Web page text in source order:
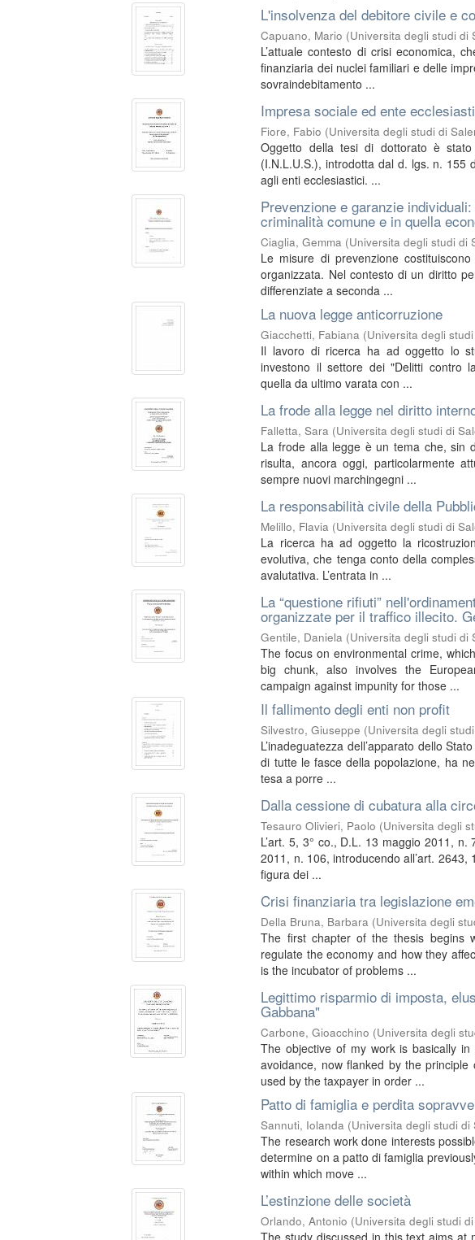
L'insolvenza del debitore civile e
Capuano, Mario (Universita degli studi di
L’attuale contesto di crisi economica,
finanziaria dei nuclei familiari e delle
sovraindebitamento ...
Impresa sociale ed ente
Fiore, Fabio (Universita degli studi di
Oggetto della tesi di dottorato è
(I.N.L.U.S.), introdotta dal d. lgs. n. 155
agli enti ecclesiastici. ...
Prevenzione e garanzie
criminalità comune e in quella
Ciaglia, Gemma (Universita degli studi di
Le misure di prevenzione
organizzata. Nel contesto di un diritto
differenziate a seconda ...
La nuova legge anticorruzione
Giacchetti, Fabiana (Universita degli
Il lavoro di ricerca ha ad oggetto lo
investono il settore dei "Delitti contro
quella da ultimo varata con ...
La frode alla legge nel diritto
Falletta, Sara (Universita degli studi di
La frode alla legge è un tema che, sin
risulta, ancora oggi, particolarmente
sempre nuovi marchingegni ...
La responsabilità civile della
Melillo, Flavia (Universita degli studi di
La ricerca ha ad oggetto la
evolutiva, che tenga conto della
avalutativa. L’entrata in ...
La “questione rifiuti”
organizzate per il traffico illecito.
Gentile, Daniela (Universita degli studi di
The focus on environmental crime,
big chunk, also involves the
campaign against impunity for those ...
Il fallimento degli enti non profit
Silvestro, Giuseppe (Universita degli
L’inadeguatezza dell’apparato dello
di tutte le fasce della popolazione, ha
tesa a porre ...
Dalla cessione di cubatura alla
Tesauro Olivieri, Paolo (Universita degli
L’art. 5, 3° co., D.L. 13 maggio 2011,
2011, n. 106, introducendo all’art. 2643,
figura dei ...
Crisi finanziaria tra legislazione
Della Bruna, Barbara (Universita degli
The first chapter of the thesis begins
regulate the economy and how they
is the incubator of problems ...
Legittimo risparmio di imposta,
Gabbana"
Carbone, Gioacchino (Universita degli
The objective of my work is basically
avoidance, now flanked by the
used by the taxpayer in order ...
Patto di famiglia e perdita
Sannuti, Iolanda (Universita degli studi di
The research work done interests
determine on a patto di famiglia
within which move ...
L’estinzione delle società
Orlando, Antonio (Universita degli studi
The study discussed in this text aims